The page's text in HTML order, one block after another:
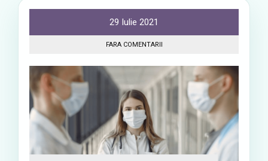
29 Iulie 2021
FARA COMENTARII